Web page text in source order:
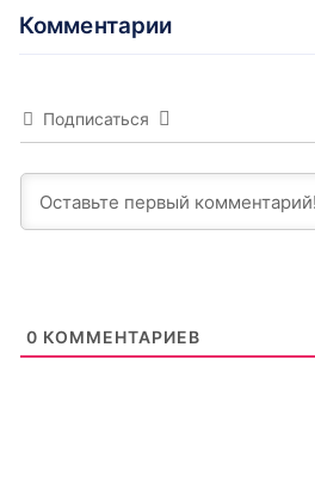
Комментарии
Подписаться
0 КОММЕНТАРИЕВ